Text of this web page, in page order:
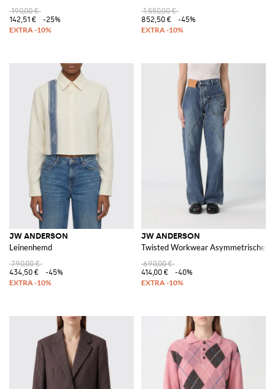
190,00 €
142,51 €
-25%
1.550,00 €
852,50 €
-45%
JW ANDERSON
Leinenhemd
790,00 €
434,50 €
-45%
JW ANDERSON
Twisted Workwear Asymmetrische
690,00 €
414,00 €
-40%